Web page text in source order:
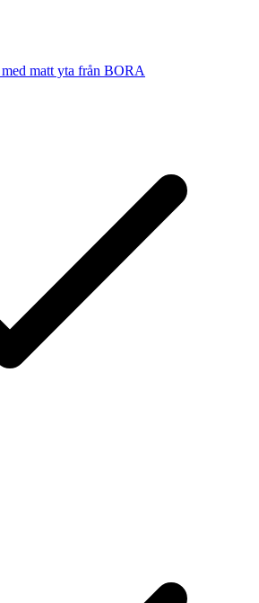
matt yta från BORA